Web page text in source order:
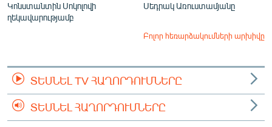
Կոնստանտին Սոկոլովի
ղեկավարությամբ
Սեդրակ Առուստամյանը
Բոլոր հեռարձակումների արխիվը
ՏԵՍՆԵԼ TV ՀԱՂՈՐԴՈՒՄՆԵՐԸ
ՏԵՍՆԵԼ ՀԱՂՈՐԴՈՒՄՆԵՐԸ